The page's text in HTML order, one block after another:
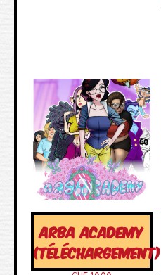
ARBA ACADEMY
(TÉLÉCHARGEMENT)